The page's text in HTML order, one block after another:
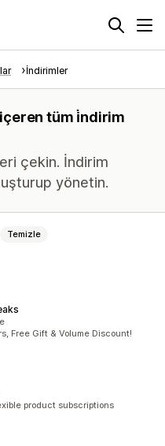
İndirimler
tüm i̇ndirim
çekin. İndirim
yönetin.
Temizle
Free Gift & Volume Discount!
product subscriptions